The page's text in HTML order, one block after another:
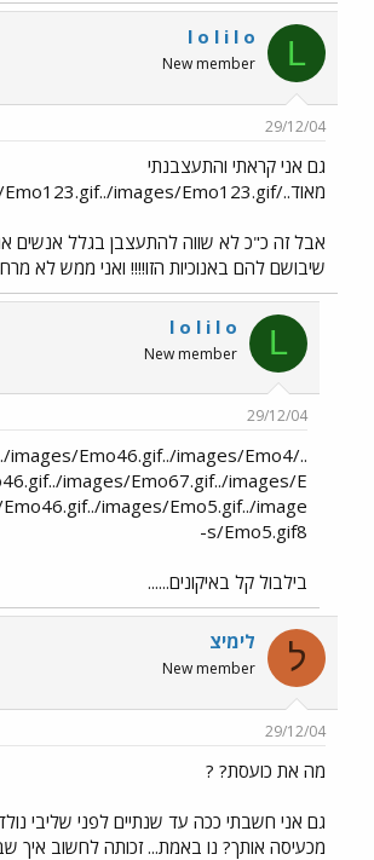
L
l o l i l o
New member
29/12/04
גם אני קראתי והתעצבנתי
מאוד../images/Emo123.gif../images/Emo123.gif:-
אבל זה כ"כ לא שווה להתעצבן בגלל אנשים
שיבושם להם באנוכיות הזו!!!! ואני ממש לא
L
l o l i l o
New member
29/12/04
images/Emo46.gif../images/Emo4
images/Emo67.gif../images/E
images/Emo5.gif../image
s/Emo5.gif8-
בילבול קל באיקונים......
ל לימיצ
New member
29/12/04
מה את כועסת? ?
מכעיסה אותך? נו באמת... זכותה לחשוב איך